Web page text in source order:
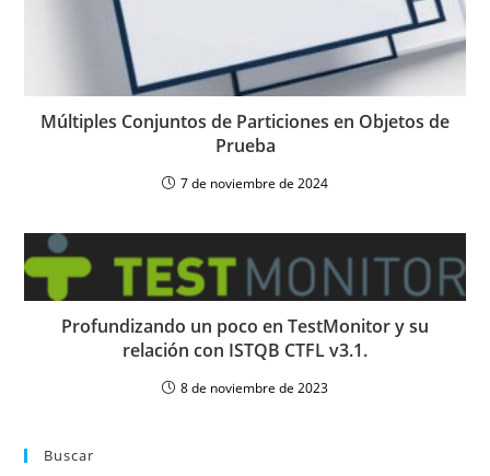
Múltiples Conjuntos de Particiones en Objetos de
Prueba
7 de noviembre de 2024
Profundizando un poco en TestMonitor y su
relación con ISTQB CTFL v3.1.
8 de noviembre de 2023
Buscar